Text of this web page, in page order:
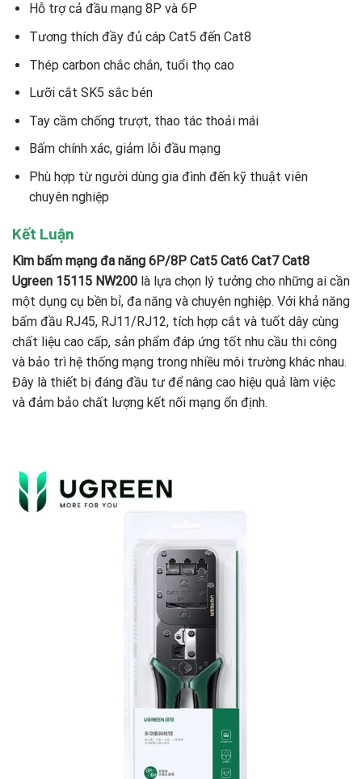
Hỗ trợ cả đầu mạng 8P và 6P
Tương thích đầy đủ cáp Cat5 đến Cat8
Thép carbon chắc chắn, tuổi thọ cao
Lưỡi cắt SK5 sắc bén
Tay cầm chống trượt, thao tác thoải mái
Bấm chính xác, giảm lỗi đầu mạng
Phù hợp từ người dùng gia đình đến kỹ thuật viên
chuyên nghiệp
Kết Luận
Kìm bấm mạng đa năng 6P/8P Cat5 Cat6 Cat7 Cat8
Ugreen 15115 NW200 là lựa chọn lý tưởng cho những ai cần
một dụng cụ bền bỉ, đa năng và chuyên nghiệp. Với khả năng
bấm đầu RJ45, RJ11/RJ12, tích hợp cắt và tuốt dây cùng
chất liệu cao cấp, sản phẩm đáp ứng tốt nhu cầu thi công
và bảo trì hệ thống mạng trong nhiều môi trường khác nhau.
Đây là thiết bị đáng đầu tư để nâng cao hiệu quả làm việc
và đảm bảo chất lượng kết nối mạng ổn định.